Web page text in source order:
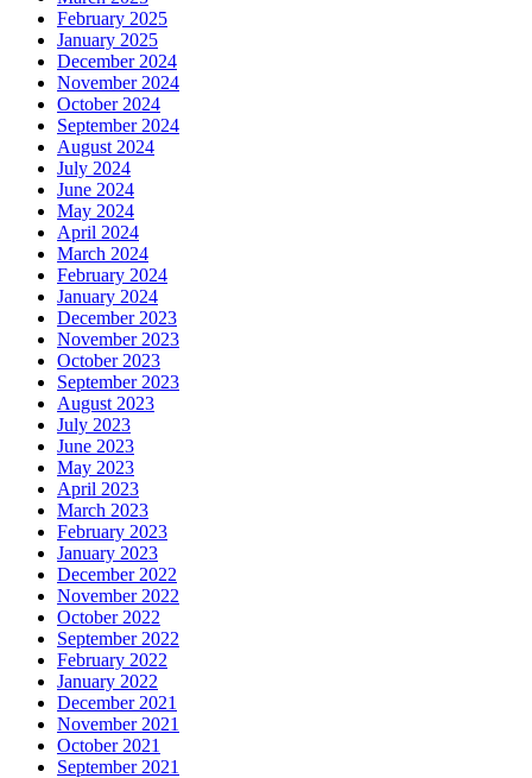
February 2025
January 2025
December 2024
November 2024
October 2024
September 2024
August 2024
July 2024
June 2024
May 2024
April 2024
March 2024
February 2024
January 2024
December 2023
November 2023
October 2023
September 2023
August 2023
July 2023
June 2023
May 2023
April 2023
March 2023
February 2023
January 2023
December 2022
November 2022
October 2022
September 2022
February 2022
January 2022
December 2021
November 2021
October 2021
September 2021